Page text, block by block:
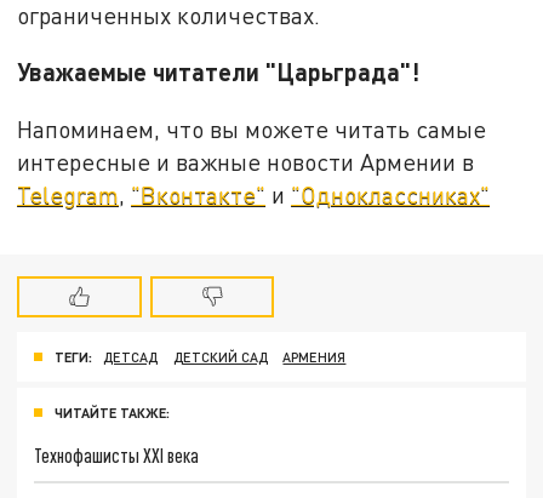
ограниченных количествах.
Уважаемые читатели "Царьграда"!
Напоминаем, что вы можете читать самые
интересные и важные новости Армении в
Telegram "Вконтакте" и "Одноклассниках"
ТЕГИ: ДЕТСАД ДЕТСКИЙ САД АРМЕНИЯ
ЧИТАЙТЕ ТАКЖЕ:
Технофашисты XXI века